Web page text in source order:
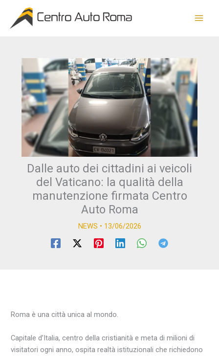
contenuto
Dalle auto dei cittadini ai veicoli
del Vaticano: la qualità della
manutenzione firmata Centro
Auto Roma
NEWS • 13/06/2026
Roma è una città unica al mondo.
Capitale d’Italia, centro della cristianità e meta di milioni di
visitatori ogni anno, ospita realtà istituzionali che richiedono